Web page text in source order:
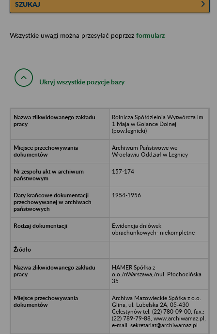
SZUKAJ
Wszystkie uwagi można przesyłać poprzez formularz
Ukryj wszystkie pozycje bazy
Rolnicza Spółdzielnia Wytwórcza im.
1 Maja w Golance Dolnej
(pow.legnicki)
Archiwum Państwowe we
Wrocławiu Oddział w Legnicy
157-174
1954-1956
Ewidencja dniówek
obrachunkowych- niekompletne
HAMER Spółka z
o.o./nWarszawa,/nul. Płochocińska
35
Archiwa Mazowieckie Spółka z o.o.
Glina, ul. Lubelska 2A, 05-430
Celestynów tel. (22) 780-09-00, fax.:
(22) 789-79-88, www.archiwamaz.pl,
e-mail: sekretariat@archiwamaz.pl